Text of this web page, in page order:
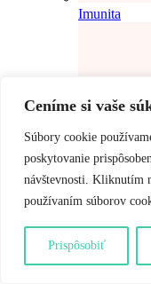
Ceníme si vaše
Súbory cookie
poskytovanie
návštevnosti. Kliknutím
používaním súborov
Prispôsobiť
Imunita